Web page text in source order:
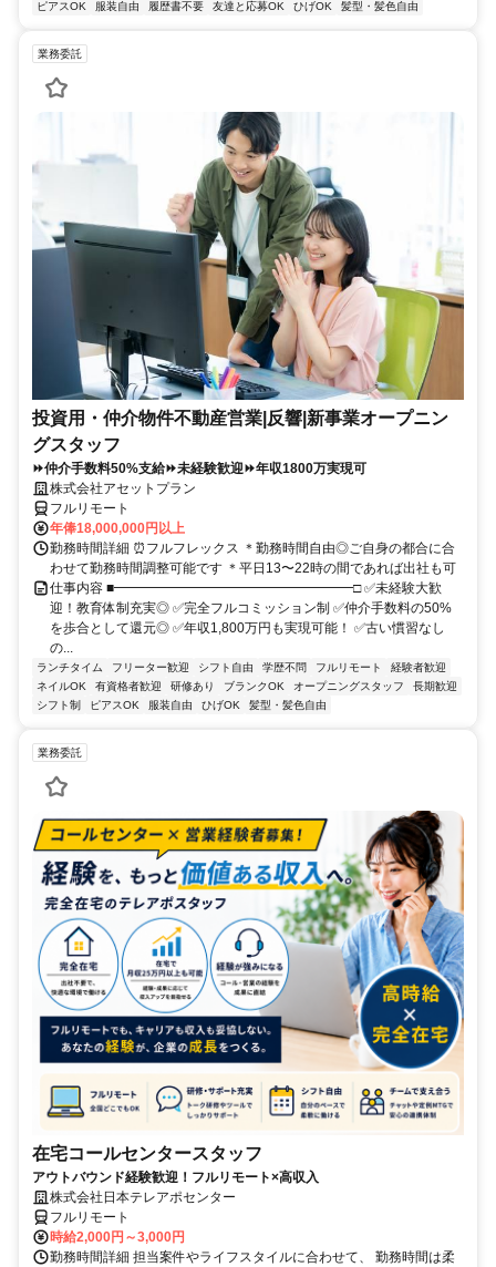
ピアスOK 服装自由 履歴書不要 友達と応募OK ひげOK 髪型・髪色自由
業務委託
投資用・仲介物件不動産営業|反響|新事業オープニン
グスタッフ
⏩仲介手数料50%支給⏩未経験歓迎⏩年収1800万実現可
株式会社アセットプラン
フルリモート
年俸18,000,000円以上
勤務時間詳細 ⏰フルフレックス ＊勤務時間自由◎ご自身の都合に合
わせて勤務時間調整可能です ＊平日13〜22時の間であれば出社も可
仕事内容 ■━━━━━━━━━━━━━━━━━━□ ✅未経験大歓
迎！教育体制充実◎ ✅完全フルコミッション制 ✅仲介手数料の50%
を歩合として還元◎ ✅年収1,800万円も実現可能！ ✅古い慣習なし
の...
ランチタイム フリーター歓迎 シフト自由 学歴不問 フルリモート
経験者歓迎
ネイルOK
有資格者歓迎 研修あり ブランクOK オープニングスタッフ
長期歓迎
シフト制
ピアスOK 服装自由 ひげOK 髪型・髪色自由
業務委託
在宅コールセンタースタッフ
アウトバウンド経験歓迎！フルリモート×高収入
株式会社日本テレアポセンター
フルリモート
時給2,000円～3,000円
勤務時間詳細 担当案件やライフスタイルに合わせて、 勤務時間は柔